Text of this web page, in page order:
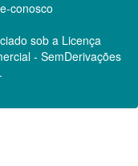
conosco
sob a Licença
- SemDerivações